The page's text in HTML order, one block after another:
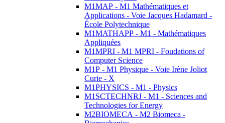
M1MAP - M1 Mathématiques et
Applications - Voie Jacques Hadamard -
École Polytechnique
M1MATHAPP - M1 - Mathématiques
Appliquées
M1MPRI - M1 MPRI - Foudations of
Computer Science
M1P - M1 Physique - Voie Irène Joliot
Curie - X
M1PHYSICS - M1 - Physics
M1SCTECHNRJ - M1 - Sciences and
Technologies for Energy
M2BIOMECA - M2 Biomeca -